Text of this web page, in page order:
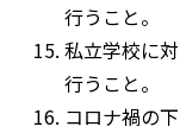
行うこと。
私立学校に
行うこと。
コロナ禍の